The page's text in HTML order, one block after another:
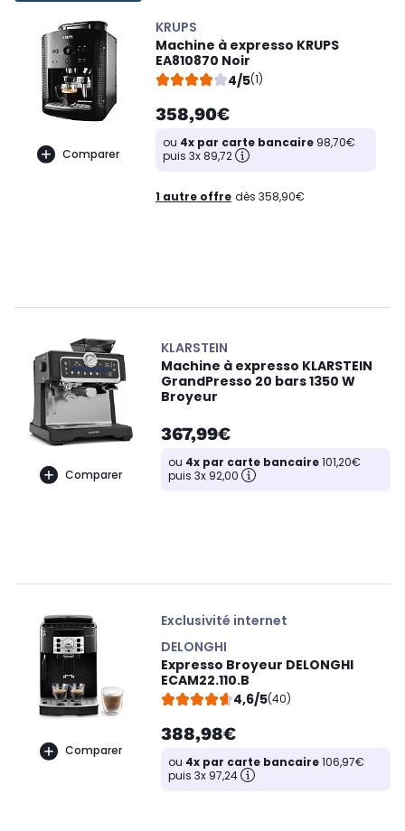
Comparer
KRUPS
Machine à expresso KRUPS
EA810870 Noir
4/5(1)
358,90€
ou 4x par carte bancaire 98,70€
puis 3x 89,72
1 autre offre dès 358,90€
Comparer
KLARSTEIN
Machine à expresso KLARSTEIN
GrandPresso 20 bars 1350 W
Broyeur
367,99€
ou 4x par carte bancaire101,20€
puis 3x 92,00
Comparer
Exclusivité internet
DELONGHI
Expresso Broyeur DELONGHI
ECAM22.110.B
4,6/5(40)
388,98€
ou 4x par carte bancaire106,97€
puis 3x 97,24